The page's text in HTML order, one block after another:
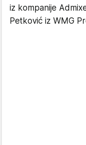
iz kompanije
Petković iz WMG